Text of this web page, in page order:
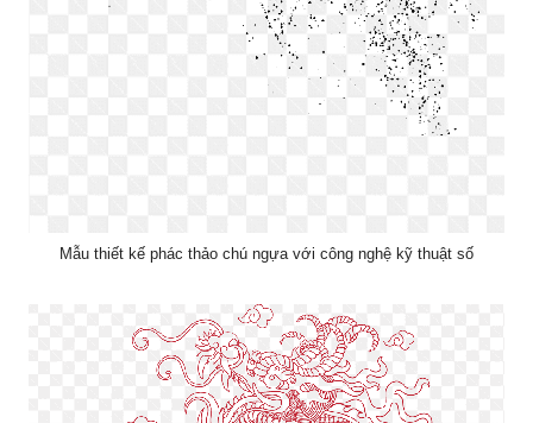
Mẫu thiết kế phác thảo chú ngựa với công nghệ kỹ thuật số